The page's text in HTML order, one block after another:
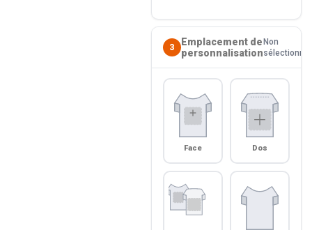
3
Emplacement de
personnalisation
Non
sélectionné
Face Dos